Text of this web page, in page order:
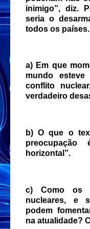
inimigo”, diz.
seria o
todos os países.
a) Em que
mundo
conflito
verdadeiro
b) O que o
horizontal”.
c) Como os
nucleares, e
podem
na atualidade?